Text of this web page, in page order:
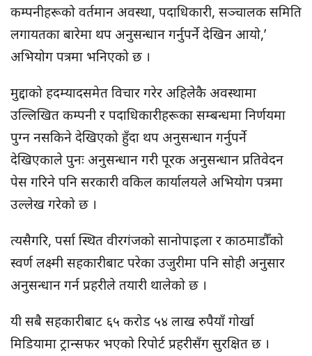
कम्पनीहरूको वर्तमान अवस्था, पदाधिकारी, सञ्चालक समिति
लगायतका बारेमा थप अनुसन्धान गर्नुपर्ने देखिन आयो,’
अभियोग पत्रमा भनिएको छ ।
मुद्दाको हदम्यादसमेत विचार गरेर अहिलेकै अवस्थामा
उल्लिखित कम्पनी र पदाधिकारीहरूका सम्बन्धमा निर्णयमा
पुग्न नसकिने देखिएको हुँदा थप अनुसन्धान गर्नुपर्ने
देखिएकाले पुनः अनुसन्धान गरी पूरक अनुसन्धान प्रतिवेदन
पेस गरिने पनि सरकारी वकिल कार्यालयले अभियोग पत्रमा
उल्लेख गरेको छ ।
त्यसैगरि, पर्सा स्थित वीरगंजको सानोपाइला र काठमाडौँको
स्वर्ण लक्ष्मी सहकारीबाट परेका उजुरीमा पनि सोही अनुसार
अनुसन्धान गर्न प्रहरीले तयारी थालेको छ ।
यी सबै सहकारीबाट ६५ करोड ५४ लाख रुपैयाँ गोर्खा
मिडियामा ट्रान्सफर भएको रिपोर्ट प्रहरीसँग सुरक्षित छ ।